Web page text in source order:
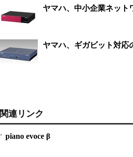
ヤマハ、中小企業ネット
ヤマハ、ギガビット対応
関連リンク
piano evoce β